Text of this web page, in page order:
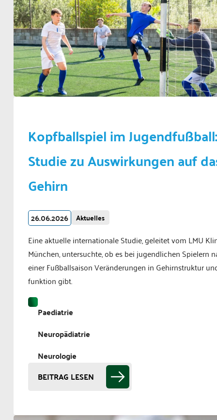
Kopfballspiel im Jugendfußball:
Studie zu Auswirkungen auf
Gehirn
26.06.2026 Aktuelles
Eine aktuelle internationale Studie, geleitet vom LMU
München, untersuchte, ob es bei jugendlichen Spielern
einer Fußballsaison Veränderungen in Gehirnstruktur
funktion gibt.
Paediatrie
Neuropädiatrie
Neurologie
BEITRAG LESEN